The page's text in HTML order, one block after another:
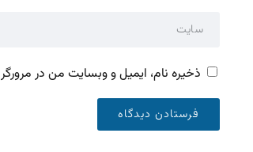
ذخیره نام، ایمیل و وبسایت من در